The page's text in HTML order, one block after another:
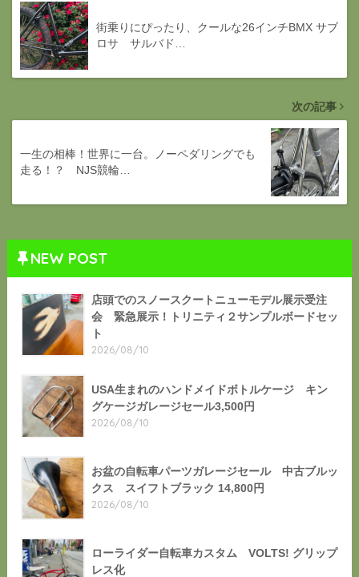
街乗りにぴったり、クールな26インチBMX サブ
ロサ サルバド…
次の記事
一生の相棒！世界に一台。ノーペダリングでも
走る！？ NJS競輪…
NEW POST
店頭でのスノースクートニューモデル展示受注
会 緊急展示！トリニティ２サンプルボードセッ
ト
2026/08/10
USA生まれのハンドメイドボトルケージ キン
グケージガレージセール3,500円
2026/08/10
お盆の自転車パーツガレージセール 中古ブルッ
クス スイフトブラック 14,800円
2026/08/10
ローライダー自転車カスタム VOLTS! グリップ
レス化